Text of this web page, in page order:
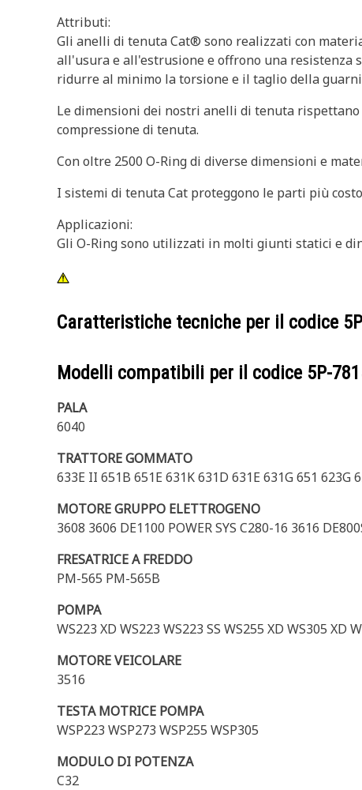
Attributi:
Gli anelli di tenuta Cat® sono realizzati con
all'usura e all'estrusione e offrono una resistenza
ridurre al minimo la torsione e il taglio della
Le dimensioni dei nostri anelli di tenuta
compressione di tenuta.
Con oltre 2500 O-Ring di diverse dimensioni e
I sistemi di tenuta Cat proteggono le parti più
Applicazioni:
Gli O-Ring sono utilizzati in molti giunti statici e
Caratteristiche tecniche per il codice
Modelli compatibili per il codice 5P-
PALA
6040
TRATTORE GOMMATO
633E II 651B 651E 631K 631D 631E 631G 651 623G
MOTORE GRUPPO ELETTROGENO
3608 3606 DE1100 POWER SYS C280-16 3616
FRESATRICE A FREDDO
PM-565 PM-565B
POMPA
WS223 XD WS223 WS223 SS WS255 XD WS305 XD
MOTORE VEICOLARE
3516
TESTA MOTRICE POMPA
WSP223 WSP273 WSP255 WSP305
MODULO DI POTENZA
C32